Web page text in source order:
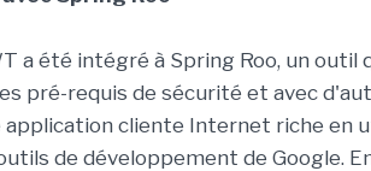
a été intégré à Spring Roo, un
pré-requis de sécurité et avec
cliente Internet riche en
de développement de Google.